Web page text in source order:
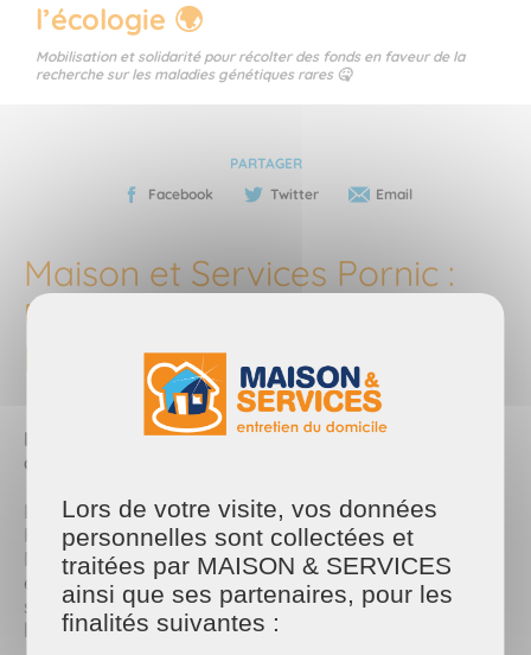
l’écologie 🌍
Mobilisation et solidarité pour récolter des fonds en faveur de la
recherche sur les maladies génétiques rares 🤒
PARTAGER
Facebook
Twitter Email
Maison et Services Pornic :
Un Téléthon Solidaire au
Marché des Saisons 🌟
Maison et Services Pornic : Un Téléthon Solidaire
au Marché des Saisons
Les 29 et 30 novembre derniers, Maison et Services
Pornic a organisé un événement caritatif au
Marché des Saisons, dans le cadre du Téléthon. Cet
événement a permis de récolter des fonds pour
soutenir l'AFM-Téléthon, une association dédiée à la
lutte contre les maladies génétiques rares. 💪
Lors de votre visite, vos données
personnelles sont collectées et
traitées par MAISON & SERVICES
ainsi que ses partenaires, pour les
finalités suivantes :